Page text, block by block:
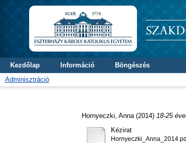
Kezdőlap Információ
Böngészés
Adminisztráció
Hornyeczki, Anna (2014) 18-25
Kézirat